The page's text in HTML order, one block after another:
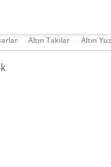
Altın Takılar Altın